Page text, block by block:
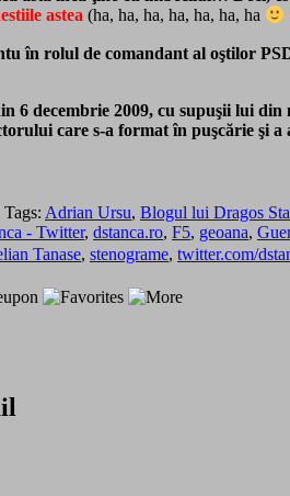
astea (ha, ha, ha, ha, ha, ha, ha
în rolul de comandant al oştilor
6 decembrie 2009, cu supuşii lui
care s-a format în puşcărie şi a
Tags: Adrian Ursu, Blogul lui Dragos
- Twitter, dstanca.ro, F5, geoana,
Tanase, stenograme, twitter.com/